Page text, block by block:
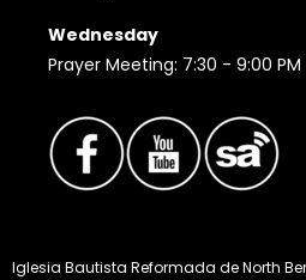
Wednesday
Prayer Meeting: 7:30 - 9:00 PM
Iglesia Bautista Reformada de North